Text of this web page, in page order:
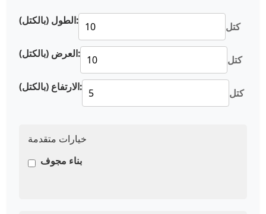
الطول (بالكتل): كتل
العرض (بالكتل): كتل
الارتفاع (بالكتل): كتل
خيارات متقدمة
بناء مجوف